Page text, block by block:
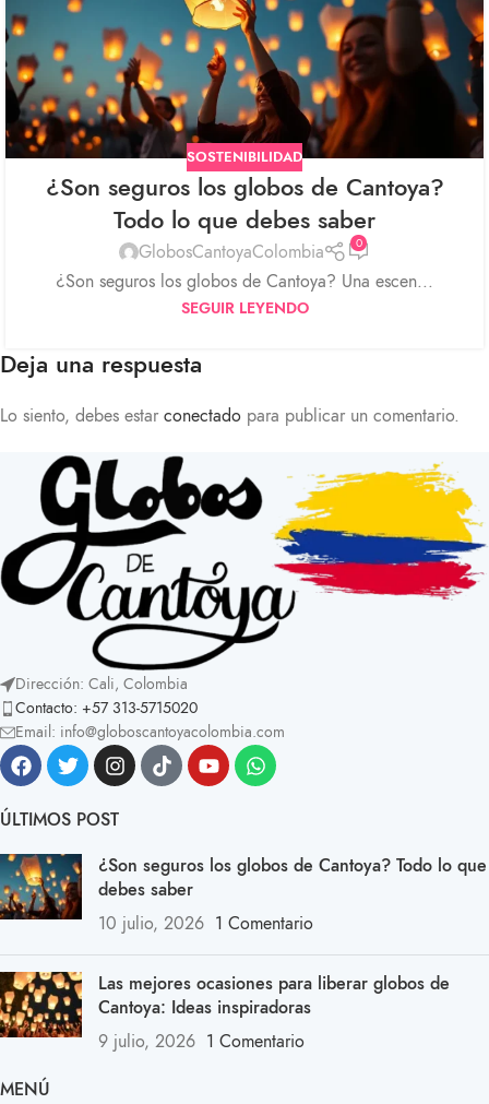
SOSTENIBILIDAD
¿Son seguros los globos de Cantoya?
Todo lo que debes saber
GlobosCantoyaColombia 0
¿Son seguros los globos de Cantoya? Una escen...
SEGUIR LEYENDO
Deja una respuesta
Lo siento, debes estarconectado para publicar un comentario.
Dirección: Cali, Colombia
Contacto: +57 313-5715020
Email: info@globoscantoyacolombia.com
ÚLTIMOS POST
¿Son seguros los globos de Cantoya? Todo lo que
debes saber
10 julio, 2026 1 Comentario
Las mejores ocasiones para liberar globos de
Cantoya: Ideas inspiradoras
9 julio, 2026 1 Comentario
MENÚ